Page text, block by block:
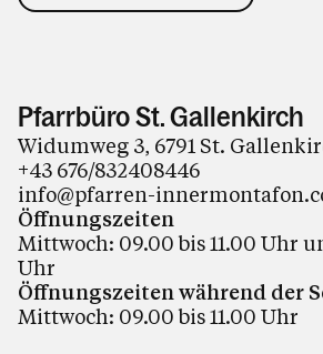
Pfarrbüro St. Gallenkirch
Widumweg 3, 6791 St.
+43 676/832408446
info@pfarren-
Öffnungszeiten
Mittwoch: 09.00 bis 11.00 Uhr
Uhr
Öffnungszeiten während der
Mittwoch: 09.00 bis 11.00 Uhr